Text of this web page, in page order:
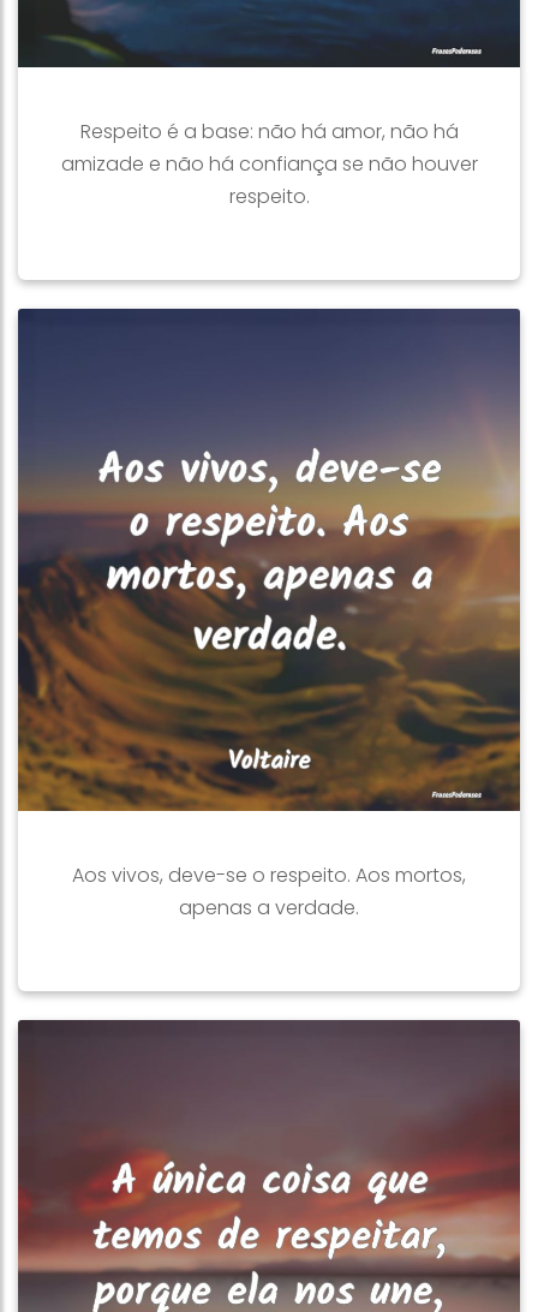
Respeito é a base: não há amor, não há
amizade e não há confiança se não houver
respeito.
Aos vivos, deve-se o respeito. Aos mortos,
apenas a verdade.